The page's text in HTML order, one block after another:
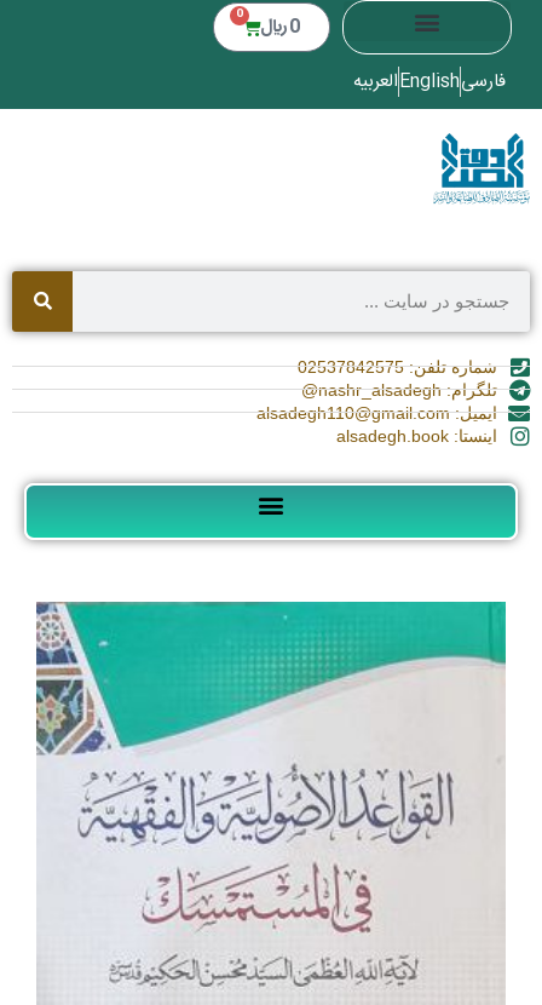
0 ﷼ 0
فارسیEnglishالعربیه
شماره تلفن: 02537842575
تلگرام: nashr_alsadegh@
ایمیل: alsadegh110@gmail.com
اینستا: alsadegh.book